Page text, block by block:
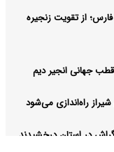
از تقویت زنجیره
جهانی انجیر دیم
راه‌اندازی می‌شود